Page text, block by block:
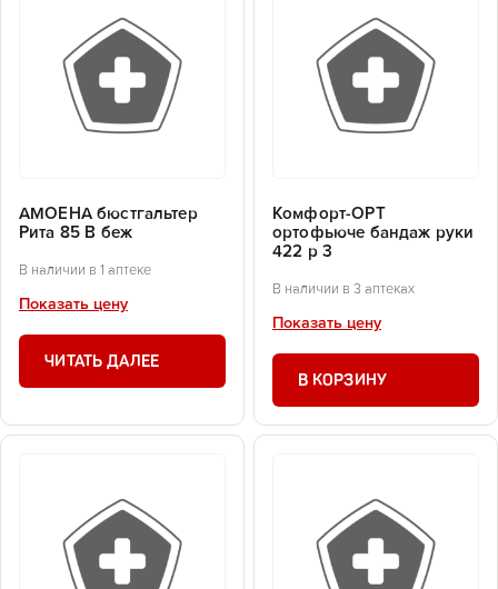
АМОЕНА бюстгальтер
Рита 85 В беж
В наличии в 1 аптеке
Показать цену
ЧИТАТЬ ДАЛЕЕ
Комфорт-ОРТ
ортофьюче бандаж руки
422 р 3
В наличии в 3 аптеках
Показать цену
В КОРЗИНУ